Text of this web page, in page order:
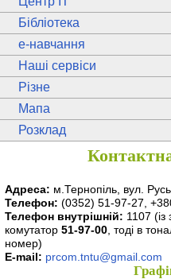
Бібліотека
e-навчання
Наші сервіси
Різне
Мапа
Розклад
Адреса: м.Тернопіль, вул.
Телефон: (0352) 51-97-27,
Телефон внутрішній: 1107
комутатор 51-97-00 , тоді в
номер)
E-mail: prcom.tntu@gmail.com